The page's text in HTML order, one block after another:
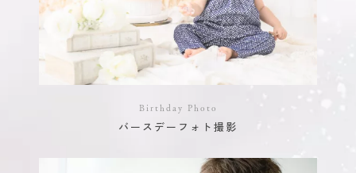
Birthday Photo
バースデーフォト撮影